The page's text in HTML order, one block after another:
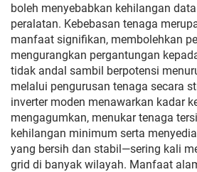
boleh menyebabkan kehilangan
peralatan. Kebebasan tenaga
manfaat signifikan, membolehkan
mengurangkan pergantungan
tidak andal sambil berpotensi
melalui pengurusan tenaga secara
inverter moden menawarkan kadar
mengagumkan, menukar tenaga
kehilangan minimum serta
yang bersih dan stabil—sering kali
grid di banyak wilayah. Manfaat